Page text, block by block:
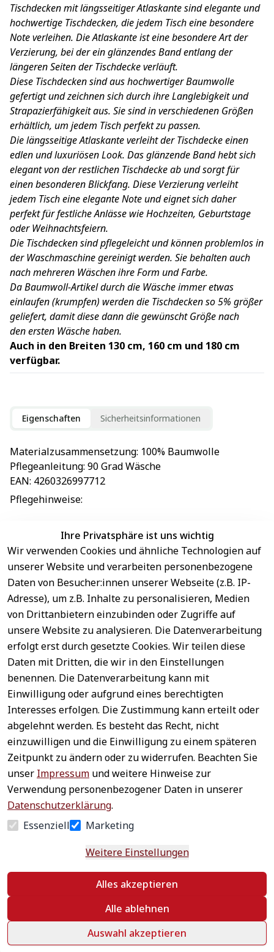
Tischdecken mit längsseitiger Atlaskante sind elegante und
hochwertige Tischdecken, die jedem Tisch eine besondere
Note verleihen. Die Atlaskante ist eine besondere Art der
Verzierung, bei der ein glänzendes Band entlang der
längeren Seiten der Tischdecke verläuft.
Diese Tischdecken sind aus hochwertiger Baumwolle
gefertigt und zeichnen sich durch ihre Langlebigkeit und
Strapazierfähigkeit aus. Sie sind in verschiedenen Größen
erhältlich, um jedem Tisch perfekt zu passen.
Die längsseitige Atlaskante verleiht der Tischdecke einen
edlen und luxuriösen Look. Das glänzende Band hebt sich
elegant von der restlichen Tischdecke ab und sorgt für
einen besonderen Blickfang. Diese Verzierung verleiht
jedem Tisch eine elegante Note und eignet sich daher
perfekt für festliche Anlässe wie Hochzeiten, Geburtstage
oder Weihnachtsfeiern.
Die Tischdecken sind pflegeleicht und können problemlos in
der Waschmaschine gereinigt werden. Sie behalten auch
nach mehreren Wäschen ihre Form und Farbe.
Da Baumwoll-Artikel durch die Wäsche immer etwas
einlaufen (krumpfen) werden die Tischdecken so 5% größer
geliefert, damit diese dann die gewünscht Größe nach
den ersten Wäsche haben.
Auch in den Breiten 130 cm, 160 cm und 180 cm
verfügbar.
Eigenschaften Sicherheitsinformationen
Materialzusammensetzung: 100% Baumwolle
Pflegeanleitung: 90 Grad Wäsche
EAN: 4260326997712
Pflegehinweise:
EU-Verantwortliche Person - klicken Sie für Details
Ihre Privatsphäre ist uns wichtig
Wir verwenden Cookies und ähnliche Technologien auf
unserer Website und verarbeiten personenbezogene
Daten von Besucher:innen unserer Webseite (z.B. IP-
Adresse), um z.B. Inhalte zu personalisieren, Medien
von Drittanbietern einzubinden oder Zugriffe auf
unsere Website zu analysieren. Die Datenverarbeitung
erfolgt erst durch gesetzte Cookies. Wir teilen diese
Daten mit Dritten, die wir in den Einstellungen
benennen. Die Datenverarbeitung kann mit
Einwilligung oder aufgrund eines berechtigten
Interesses erfolgen. Die Zustimmung kann erteilt oder
abgelehnt werden. Es besteht das Recht, nicht
einzuwilligen und die Einwilligung zu einem späteren
Zeitpunkt zu ändern oder zu widerrufen. Beachten Sie
unser Impressum und weitere Hinweise zur
Verwendung personenbezogener Daten in unserer
Datenschutzerklärung.
Essenziell
Marketing
Weitere Einstellungen
Alles akzeptieren
Alle ablehnen
Auswahl akzeptieren
Rechtliches
AGB
Impressum
Datenschutz
Widerrufsrecht
Widerrufsform
ular
Service
Kontakt
Registrieren
Zahlung &
Versand
Newsletter
abonnieren
Häufige
Fragen
Sichere
Zahlungsar
ten
Schneller
Versand
Vertrag
textildepot24 2026